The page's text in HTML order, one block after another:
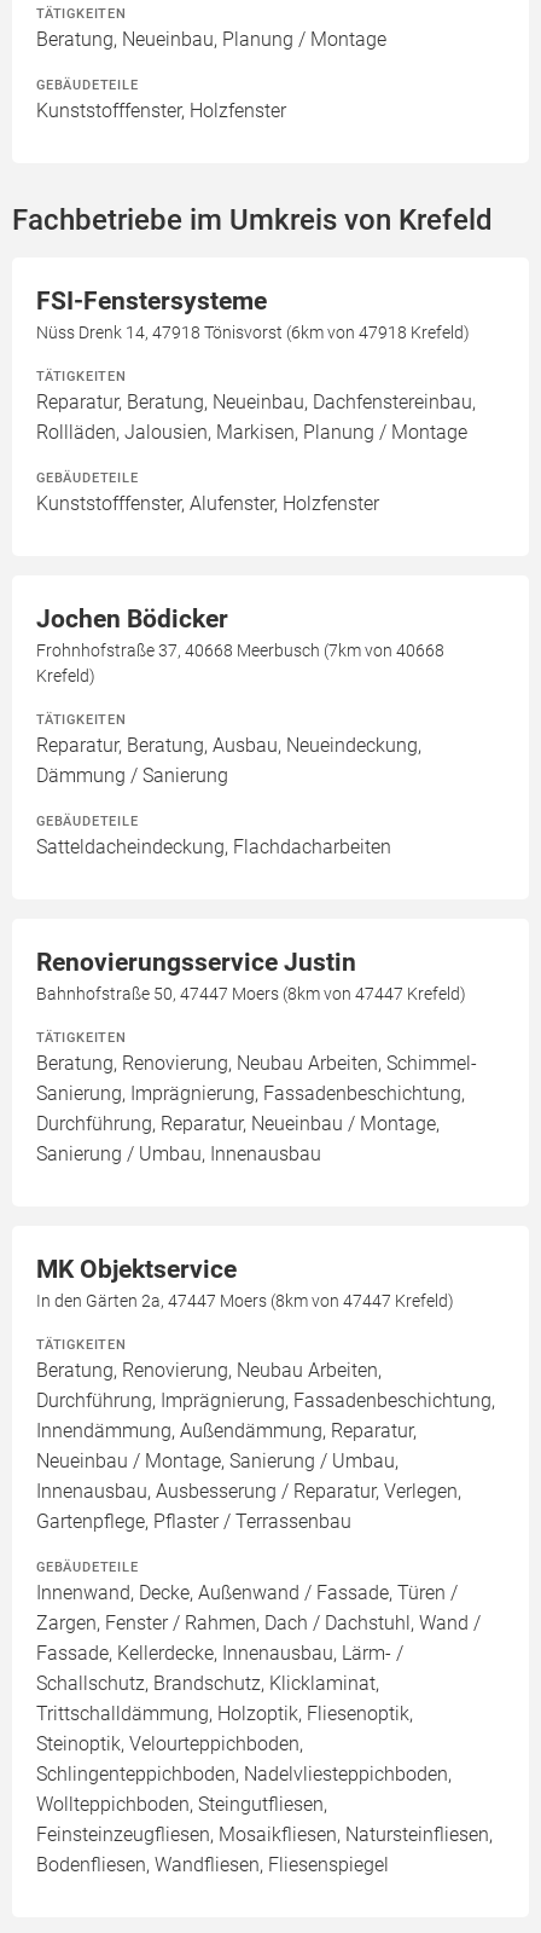
TÄTIGKEITEN
Beratung, Neueinbau, Planung / Montage
GEBÄUDETEILE
Kunststofffenster, Holzfenster
Fachbetriebe im Umkreis von Krefeld
FSI-Fenstersysteme
Nüss Drenk 14, 47918 Tönisvorst (6km von 47918 Krefeld)
TÄTIGKEITEN
Reparatur, Beratung, Neueinbau, Dachfenstereinbau,
Rollläden, Jalousien, Markisen, Planung / Montage
GEBÄUDETEILE
Kunststofffenster, Alufenster, Holzfenster
Jochen Bödicker
Frohnhofstraße 37, 40668 Meerbusch (7km von 40668
Krefeld)
TÄTIGKEITEN
Reparatur, Beratung, Ausbau, Neueindeckung,
Dämmung / Sanierung
GEBÄUDETEILE
Satteldacheindeckung, Flachdacharbeiten
Renovierungsservice Justin
Bahnhofstraße 50, 47447 Moers (8km von 47447 Krefeld)
TÄTIGKEITEN
Beratung, Renovierung, Neubau Arbeiten, Schimmel-
Sanierung, Imprägnierung, Fassadenbeschichtung,
Durchführung, Reparatur, Neueinbau / Montage,
Sanierung / Umbau, Innenausbau
MK Objektservice
In den Gärten 2a, 47447 Moers (8km von 47447 Krefeld)
TÄTIGKEITEN
Beratung, Renovierung, Neubau Arbeiten,
Durchführung, Imprägnierung, Fassadenbeschichtung,
Innendämmung, Außendämmung, Reparatur,
Neueinbau / Montage, Sanierung / Umbau,
Innenausbau, Ausbesserung / Reparatur, Verlegen,
Gartenpflege, Pflaster / Terrassenbau
GEBÄUDETEILE
Innenwand, Decke, Außenwand / Fassade, Türen /
Zargen, Fenster / Rahmen, Dach / Dachstuhl, Wand /
Fassade, Kellerdecke, Innenausbau, Lärm- /
Schallschutz, Brandschutz, Klicklaminat,
Trittschalldämmung, Holzoptik, Fliesenoptik,
Steinoptik, Velourteppichboden,
Schlingenteppichboden, Nadelvliesteppichboden,
Wollteppichboden, Steingutfliesen,
Feinsteinzeugfliesen, Mosaikfliesen, Natursteinfliesen,
Bodenfliesen, Wandfliesen, Fliesenspiegel